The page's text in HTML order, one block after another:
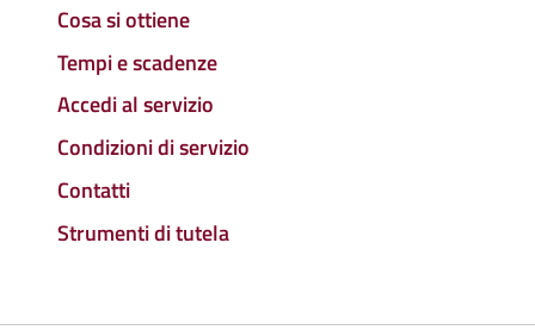
Cosa si ottiene
Tempi e scadenze
Accedi al servizio
Condizioni di servizio
Contatti
Strumenti di tutela